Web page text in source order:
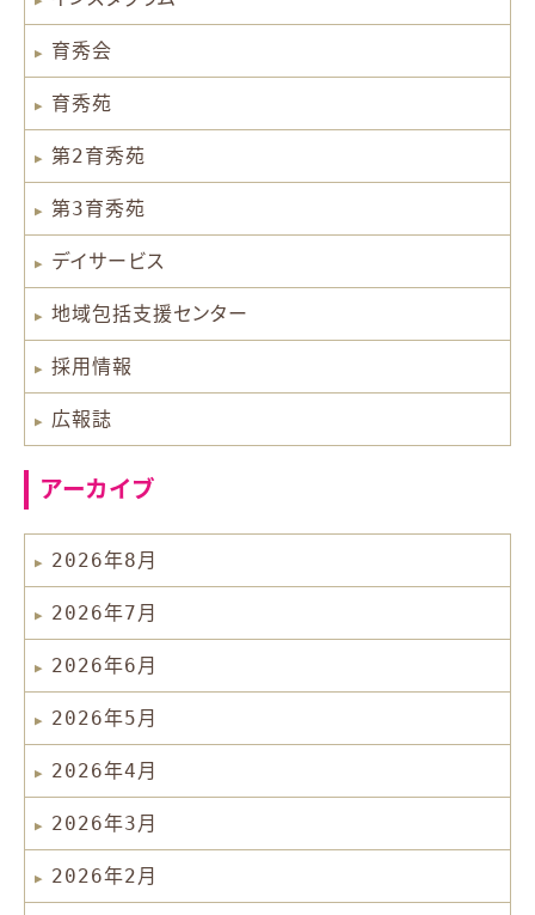
育秀会
育秀苑
第2育秀苑
第3育秀苑
デイサービス
地域包括支援センター
採用情報
広報誌
アーカイブ
2026年8月
2026年7月
2026年6月
2026年5月
2026年4月
2026年3月
2026年2月